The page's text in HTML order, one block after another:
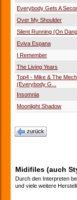
Everybody Gets A
Over My Shoulder
Silent Running (On
Eviva Espana
I Remember
The Living Years
Top4 - Mike & The
(Everybody G...
Insomnia
Moonlight Shadow
zurück
Midifiles (auch
Durch den Interpreten
und viele weitere